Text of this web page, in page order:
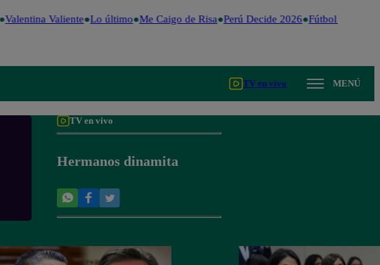
Valentina Valiente Lo último Me Caigo de Risa Perú Decide 2026 Fútbol peruano
TV en vivo MENÚ
TV en vivo
Hermanos dinamita